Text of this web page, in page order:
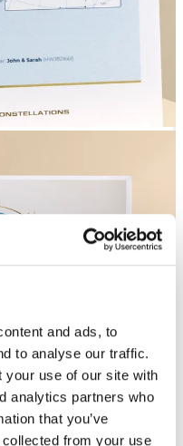
and ads, to
to analyse our traffic.
your use of our site with
analytics partners who
that you’ve
from your use